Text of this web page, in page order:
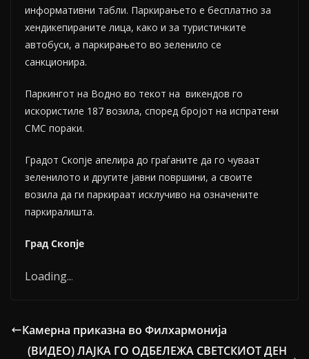
информативни табли. Паркирањето е бесплатно за
хендикепираните лица, како и за туристичките
автобуси, а паркирањето во зеленило се
санкционира.
Паркингот на Водно во текот на викендов го
искористиле 187 возила, според бројот на испратени
СМС пораки.
Градот Скопје апелира до граѓаните да го чуваат
зеленилото и другите јавни површини, а своите
возила да ги паркираат исклучиво на означените
паркиралишта.
Град Скопје
Loading...
Камерна приказна во Филхармонија
(ВИДЕО) ЛАЈКА ГО ОДБЕЛЕЖА СВЕТСКИОТ ДЕН